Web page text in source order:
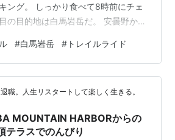
ング。 しっかり食べて8時前にチェ
の目的地は白馬岩岳だ。 安曇野から
#白馬岩岳 # トレイルライド
職。人生リスタートして楽しく生きる。
MOUNTAIN HARBORからの
テラスでのんびり